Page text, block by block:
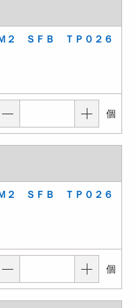
２ ＳＦＢ ＴＰ０２６
個
２ ＳＦＢ ＴＰ０２６
個